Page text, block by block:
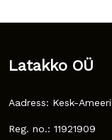
Latakko OÜ
Aadress: Kesk-
Reg. no.: 11921909